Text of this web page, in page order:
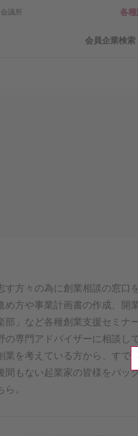
議所 各
会員企業検索
す方々の為に創業相談の窓口
め方や事業計画書の作成、開
部」など各種創業支援セミナ
の専門アドバイザーに相談し
業を考えている方から、すで
間もない起業家の皆様をバッ
ら 。